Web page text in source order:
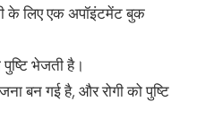
के लिए एक अपॉइंटमेंट बुक
पुष्टि भेजती है।
बन गई है, और रोगी को पुष्टि